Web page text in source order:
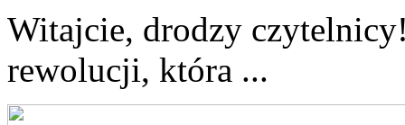
Witajcie, drodzy
rewolucji, która ...